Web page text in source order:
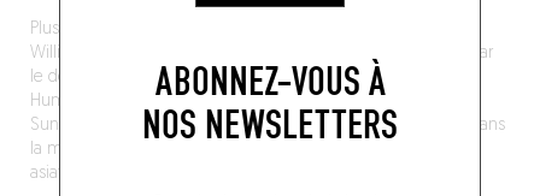
ABONNEZ-VOUS À
NOS NEWSLETTERS
Plus de vingt ans déjà qu’à l’enseigne de Ze Kitchen Galerie,
William Ledeuil épate la sienne dans ce loft-atelier meublé par
le designer Léopold Gest et rythmé par les toiles de Daniel
Humair. Là, le duo de jeunes chefs tirés de la brigade, Martin
Sunder et Jules Madueno, dirige un orchestre cosmopolite sans
la moindre fausse note, interprétant sans relâche la partition
asiatisante du maître.